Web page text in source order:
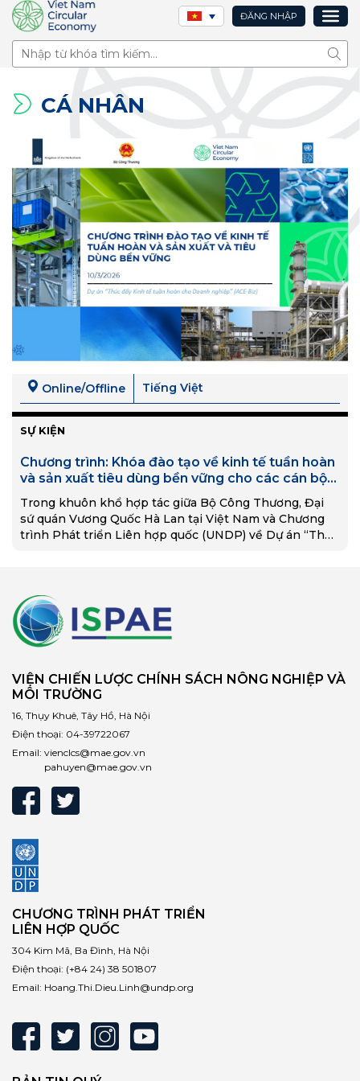
ĐĂNG NHẬP
Tìm
CÁ NHÂN
Online/Offline Tiếng Việt
SỰ KIỆN
Chương trình: Khóa đào tạo về kinh tế tuần hoàn
và sản xuất tiêu dùng bền vững cho các cán bộ
quản lý nhà nước, đơn vị nghiên cứu, đào tạo
Trong khuôn khổ hợp tác giữa Bộ Công Thương, Đại
sứ quán Vương Quốc Hà Lan tại Việt Nam và Chương
trình Phát triển Liên hợp quốc (UNDP) về Dự án “Thúc
VIỆN CHIẾN LƯỢC CHÍNH SÁCH NÔNG NGHIỆP VÀ
MÔI TRƯỜNG
16, Thụy Khuê, Tây Hồ, Hà Nội
Điện thoại: 04-39722067
Email: vienclcs@mae.gov.vn
pahuyen@mae.gov.vn
CHƯƠNG TRÌNH PHÁT TRIỂN
LIÊN HỢP QUỐC
304 Kim Mã, Ba Đình, Hà Nội
Điện thoại: (+84 24) 38 501807
Email: Hoang.Thi.Dieu.Linh@undp.org